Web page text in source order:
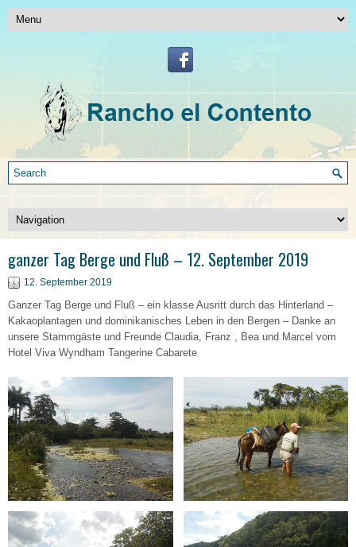
ganzer Tag Berge und Fluß – 12. September 2019
12. September 2019
Ganzer Tag Berge und Fluß – ein klasse Ausritt durch das Hinterland –
Kakaoplantagen und dominikanisches Leben in den Bergen – Danke an
unsere Stammgäste und Freunde Claudia, Franz , Bea und Marcel vom
Hotel Viva Wyndham Tangerine Cabarete